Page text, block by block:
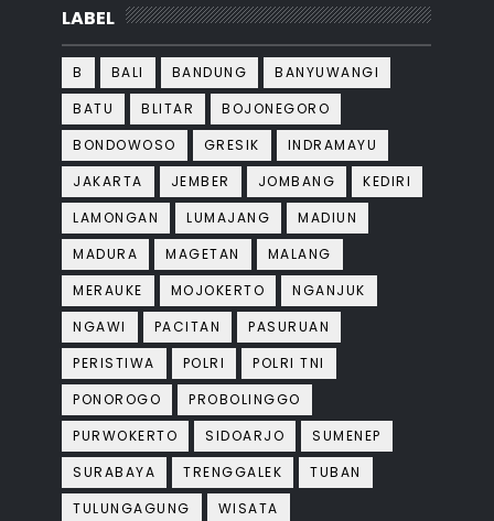
LABEL
B BALI BANDUNG
BANYUWANGI
BATU
BLITAR
BOJONEGORO
BONDOWOSO
GRESIK
INDRAMAYU
JAKARTA
JEMBER JOMBANG
KEDIRI
LAMONGAN
LUMAJANG
MADIUN
MADURA
MAGETAN
MALANG
MERAUKE
MOJOKERTO
NGANJUK
NGAWI
PACITAN
PASURUAN
PERISTIWA
POLRI
POLRI TNI
PONOROGO
PROBOLINGGO
PURWOKERTO
SIDOARJO
SUMENEP
SURABAYA
TRENGGALEK
TUBAN
TULUNGAGUNG
WISATA